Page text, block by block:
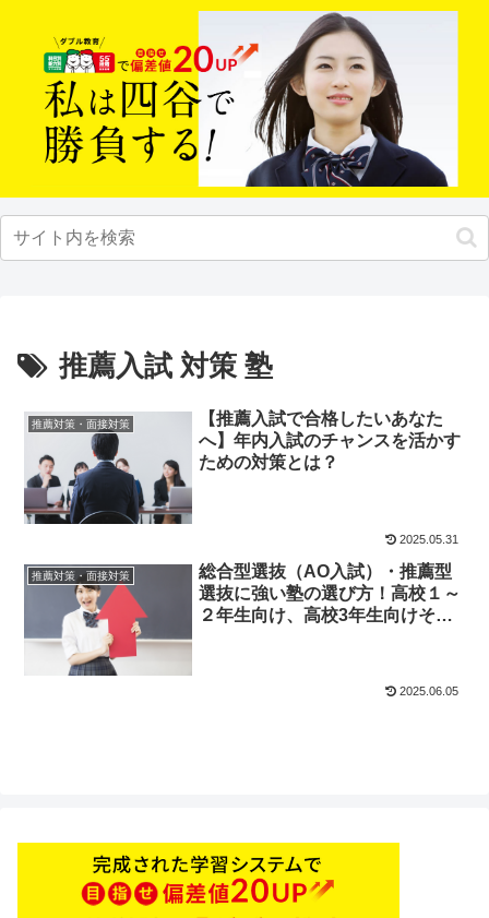
推薦入試 対策 塾
推薦対策・面接対策
【推薦入試で合格したいあなた
へ】年内入試のチャンスを活かす
ための対策とは？
2025.05.31
推薦対策・面接対策
総合型選抜（AO入試）・推薦型
選抜に強い塾の選び方！高校１～
２年生向け、高校3年生向けそれ
2025.06.05